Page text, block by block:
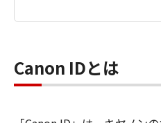
Canon IDとは